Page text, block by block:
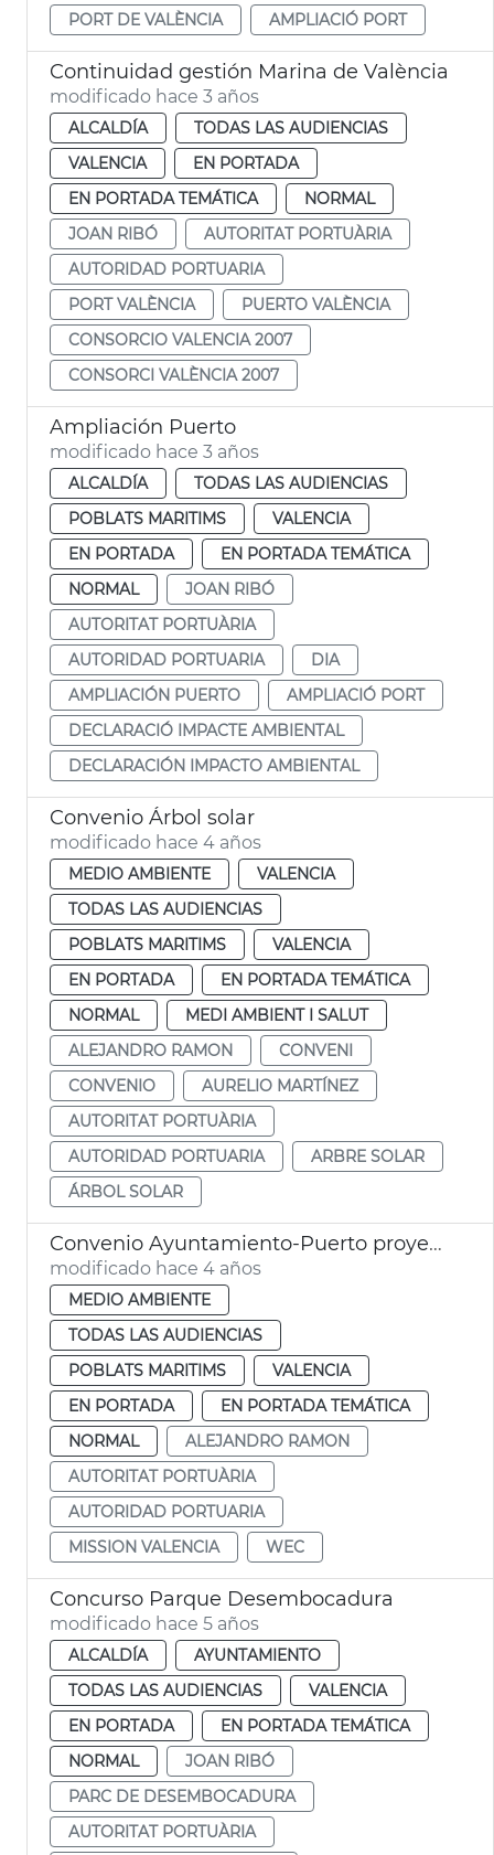
PORT DE VALÈNCIA AMPLIACIÓ PORT
Continuidad gestión Marina de València
modificado hace 3 años
ALCALDÍA
TODAS LAS AUDIENCIAS
VALENCIA
EN PORTADA
EN PORTADA TEMÁTICA
NORMAL
JOAN RIBÓ
AUTORITAT PORTUÀRIA
AUTORIDAD PORTUARIA
PORT VALÈNCIA
PUERTO VALÈNCIA
CONSORCIO VALENCIA 2007
CONSORCI VALÈNCIA 2007
Ampliación Puerto
modificado hace 3 años
ALCALDÍA
TODAS LAS AUDIENCIAS
POBLATS MARITIMS
VALENCIA
EN PORTADA
EN PORTADA TEMÁTICA
NORMAL
JOAN RIBÓ
AUTORITAT PORTUÀRIA
AUTORIDAD PORTUARIA
DIA
AMPLIACIÓN PUERTO
AMPLIACIÓ PORT
DECLARACIÓ IMPACTE AMBIENTAL
DECLARACIÓN IMPACTO AMBIENTAL
Convenio Árbol solar
modificado hace 4 años
MEDIO AMBIENTE
VALENCIA
TODAS LAS AUDIENCIAS
POBLATS MARITIMS
VALENCIA
EN PORTADA
EN PORTADA TEMÁTICA
NORMAL
MEDI AMBIENT I SALUT
ALEJANDRO RAMON
CONVENI
CONVENIO
AURELIO MARTÍNEZ
AUTORITAT PORTUÀRIA
AUTORIDAD PORTUARIA
ARBRE SOLAR
ÁRBOL SOLAR
Convenio Ayuntamiento-Puerto proyecto WEC
modificado hace 4 años
MEDIO AMBIENTE
TODAS LAS AUDIENCIAS
POBLATS MARITIMS
VALENCIA
EN PORTADA
EN PORTADA TEMÁTICA
NORMAL
ALEJANDRO RAMON
AUTORITAT PORTUÀRIA
AUTORIDAD PORTUARIA
MISSION VALENCIA
WEC
Concurso Parque Desembocadura
modificado hace 5 años
ALCALDÍA
AYUNTAMIENTO
TODAS LAS AUDIENCIAS
VALENCIA
EN PORTADA
EN PORTADA TEMÁTICA
NORMAL
JOAN RIBÓ
PARC DE DESEMBOCADURA
AUTORITAT PORTUÀRIA